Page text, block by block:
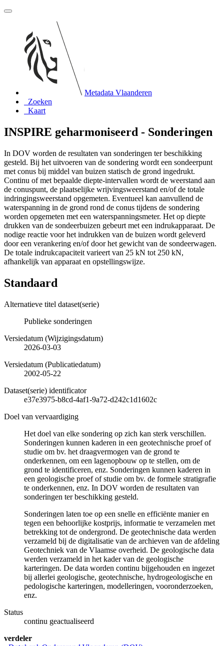
Metadata Vlaanderen
Zoeken
Kaart
INSPIRE geharmoniseerd - Sonderingen
In DOV worden de resultaten van sonderingen ter beschikking
gesteld. Bij het uitvoeren van de sondering wordt een sondeerpunt
met conus bij middel van buizen statisch de grond ingedrukt.
Continu of met bepaalde diepte-intervallen wordt de weerstand aan
de conuspunt, de plaatselijke wrijvingsweerstand en/of de totale
indringingsweerstand opgemeten. Eventueel kan aanvullend de
waterspanning in de grond rond de conus tijdens de sondering
worden opgemeten met een waterspanningsmeter. Het op diepte
drukken van de sondeerbuizen gebeurt met een indrukapparaat. De
nodige reactie voor het indrukken van de buizen wordt geleverd
door een verankering en/of door het gewicht van de sondeerwagen.
De totale indrukcapaciteit varieert van 25 kN tot 250 kN,
afhankelijk van apparaat en opstellingswijze.
Standaard
Alternatieve titel dataset(serie)
Publieke sonderingen
Versiedatum (Wijzigingsdatum)
2026-03-03
Versiedatum (Publicatiedatum)
2002-05-22
Dataset(serie) identificator
e37e3975-b8cd-4af1-9a72-d242c1d1602c
Doel van vervaardiging
Het doel van elke sondering op zich kan sterk verschillen.
Sonderingen kunnen kaderen in een geotechnische proef of
studie om bv. het draagvermogen van de grond te
onderkennen, om een lagenopbouw op te stellen, om de
grond te identificeren, enz. Sonderingen kunnen kaderen in
een geologische proef of studie om bv. de formele stratigrafie
te onderkennen, enz. In DOV worden de resultaten van
sonderingen ter beschikking gesteld.
Sonderingen laten toe op een snelle en efficiënte manier en
tegen een behoorlijke kostprijs, informatie te verzamelen met
betrekking tot de ondergrond. De geotechnische data werden
verzameld bij de digitalisatie van de archieven van de afdeling
Geotechniek van de Vlaamse overheid. De geologische data
werden verzameld in het kader van de geologische
karteringen. De data worden continu bijgehouden en ingezet
bij allerlei geologische, geotechnische, hydrogeologische en
pedologische karteringen, modelleringen, vooronderzoeken,
enz.
Status
continu geactualiseerd
verdeler